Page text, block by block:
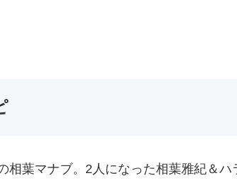
相葉マナブ。2人になった相葉雅紀＆ハ